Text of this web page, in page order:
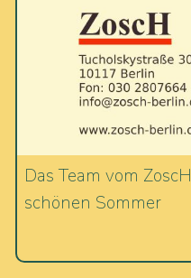
Das Team vom
schönen Sommer